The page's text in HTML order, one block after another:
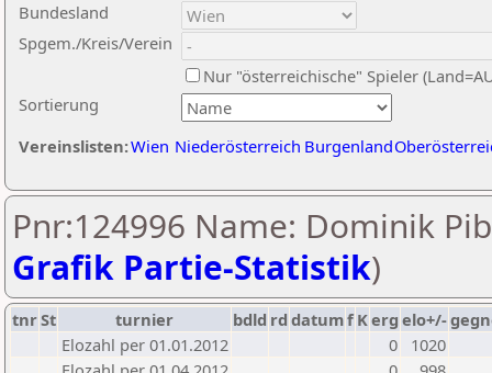
Sortierung
Bundesland
Spgem./Kreis/Verein
Nur "österreichische" Spieler
Vereinslisten:Wien Niederösterreich Burgenland
Pnr:124996 Name: Dominik
Grafik Partie-Statistik)
tnrSt turnier bdld rd datumf Kerg elo+/-
Elozahl per 01.01.2012
0
1020